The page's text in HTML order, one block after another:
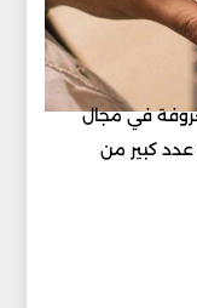
في مجال
عدد كبير من